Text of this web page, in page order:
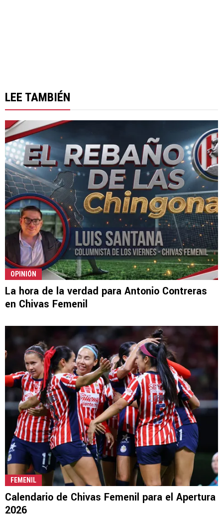
LEE TAMBIÉN
OPINIÓN
La hora de la verdad para Antonio Contreras
en Chivas Femenil
FEMENIL
Calendario de Chivas Femenil para el Apertura
2026